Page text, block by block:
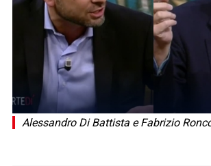
Alessandro Di Battista e Fabrizio